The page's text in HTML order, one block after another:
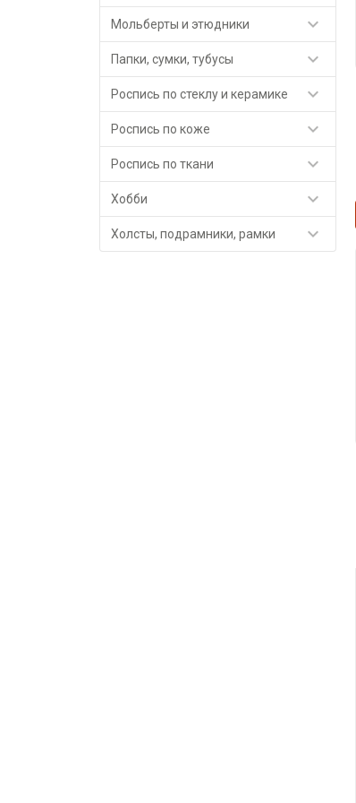
Мольберты и этюдники 
Папки, сумки, тубусы 
Роспись по стеклу и керамике 
Роспись по коже 
Роспись по ткани 
Хобби 
Холсты, подрамники, рамки 